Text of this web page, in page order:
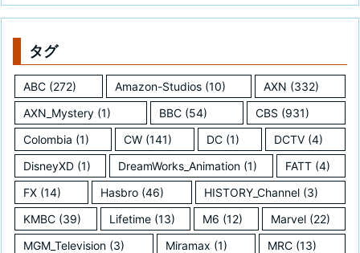
タグ
ABC (272) Amazon-Studios(10) AXN (332)
AXN_Mystery (1) BBC (54) CBS (931)
Colombia (1) CW (141) DC (1) DCTV (4)
DisneyXD (1) DreamWorks_Animation (1) FATT(4)
FX (14) Hasbro (46) HISTORY_Channel(3)
KMBC (39) Lifetime(13) M6 (12) Marvel(22)
MGM_Television (3) Miramax (1) MRC (13)